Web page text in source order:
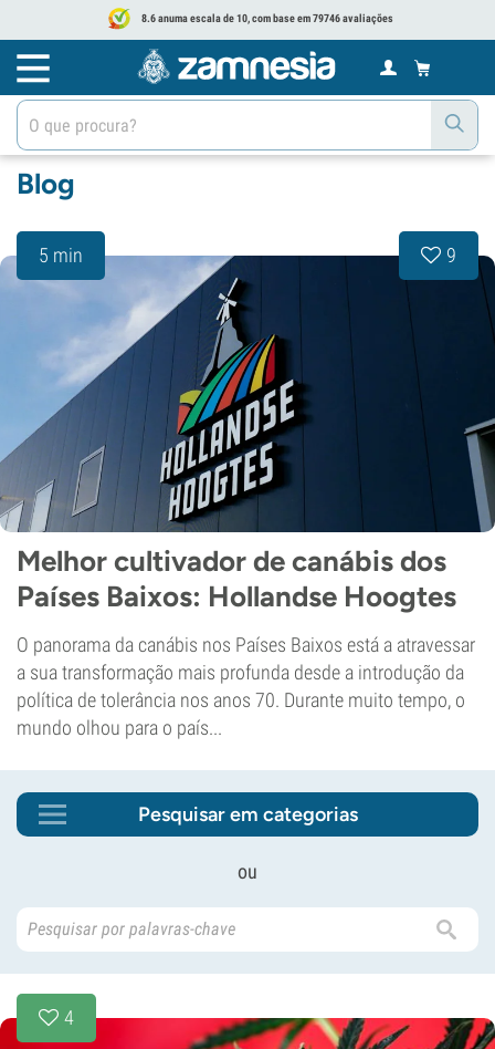
8.6 anuma escala de 10, com base em 79746 avaliações
Blog
5 min 9
Melhor cultivador de canábis dos
Países Baixos: Hollandse Hoogtes
O panorama da canábis nos Países Baixos está a atravessar
a sua transformação mais profunda desde a introdução da
política de tolerância nos anos 70. Durante muito tempo, o
mundo olhou para o país...
Pesquisar em categorias
ou
4